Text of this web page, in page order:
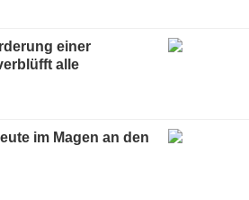
einer
alle
im Magen an den